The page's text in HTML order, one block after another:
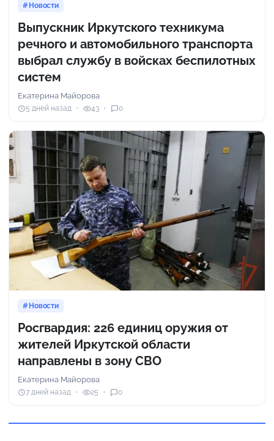
Новости
Выпускник Иркутского техникума
речного и автомобильного транспорта
выбрал службу в войсках беспилотных
систем
Екатерина Майорова
5 дней назад 43 0
Новости
Росгвардия: 226 единиц оружия от
жителей Иркутской области
направлены в зону СВО
Екатерина Майорова
7 дней назад 25 0